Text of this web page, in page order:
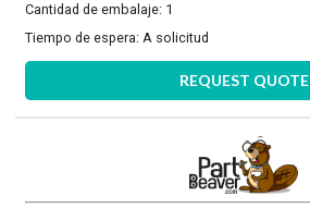
Cantidad de embalaje: 1
Tiempo de espera: A solicitud
REQUEST QUOTE